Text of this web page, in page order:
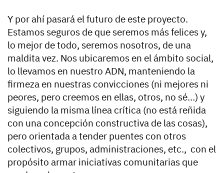
Y por ahí pasará el futuro de este proyecto.
Estamos seguros de que seremos más felices y,
lo mejor de todo, seremos nosotros, de una
maldita vez. Nos ubicaremos en el ámbito social,
lo llevamos en nuestro ADN, manteniendo la
firmeza en nuestras convicciones (ni mejores ni
peores, pero creemos en ellas, otros, no sé…) y
siguiendo la misma línea crítica (no está reñida
con una concepción constructiva de las cosas),
pero orientada a tender puentes con otros
colectivos, grupos, administraciones, etc., con el
propósito armar iniciativas comunitarias que